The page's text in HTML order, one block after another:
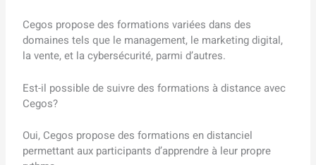
Cegos propose des formations variées dans des
domaines tels que le management, le marketing digital,
la vente, et la cybersécurité, parmi d’autres.
Est-il possible de suivre des formations à distance avec
Cegos?
Oui, Cegos propose des formations en distanciel
permettant aux participants d’apprendre à leur propre